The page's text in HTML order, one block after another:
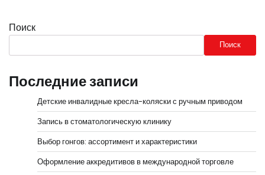
Поиск
Поиск
Последние записи
Детские инвалидные кресла-коляски с ручным приводом
Запись в стоматологическую клинику
Выбор гонгов: ассортимент и характеристики
Оформление аккредитивов в международной торговле